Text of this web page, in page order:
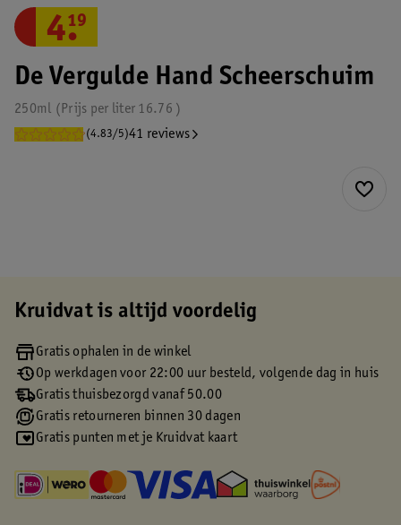
De Vergulde Hand Scheerschuim
250ml 16.76
Prijs per liter
(4.83/5)41 reviews
4.
19
Kruidvat is altijd voordelig
Gratis ophalen in de winkel
Op werkdagen voor 22:00 uur besteld, volgende dag in huis
Gratis thuisbezorgd vanaf 50.00
Gratis retourneren binnen 30 dagen
Gratis punten met je Kruidvat kaart